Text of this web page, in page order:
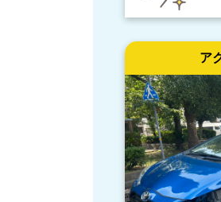
ア